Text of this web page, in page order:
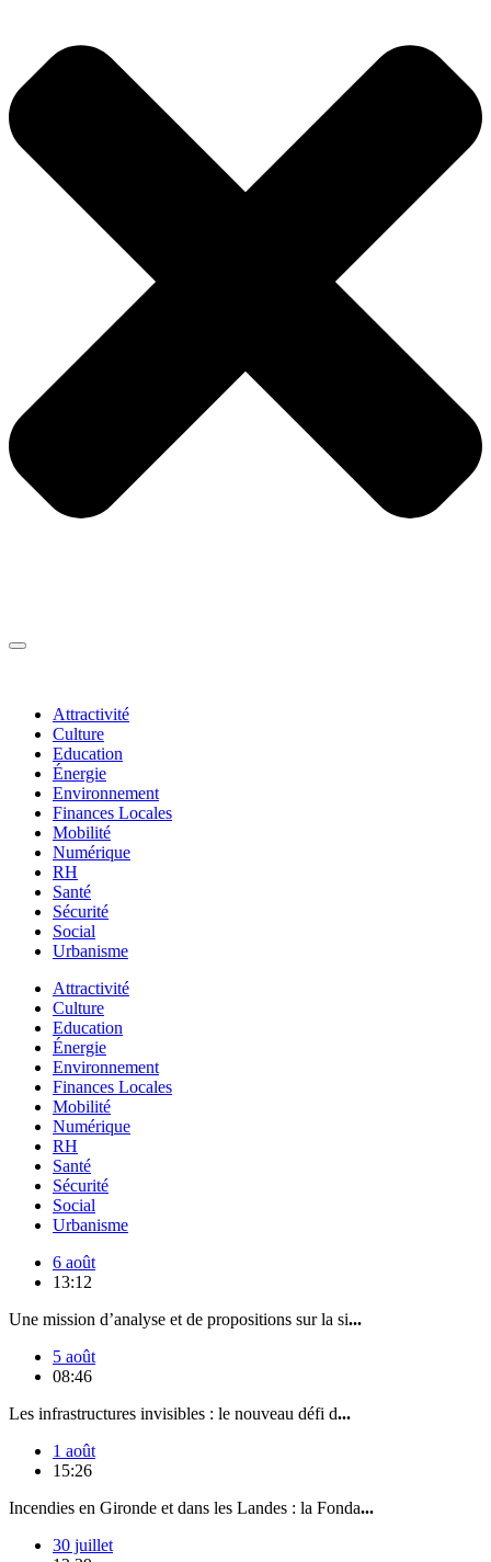
Attractivité
Culture
Education
Énergie
Environnement
Finances Locales
Mobilité
Numérique
RH
Santé
Sécurité
Social
Urbanisme
Attractivité
Culture
Education
Énergie
Environnement
Finances Locales
Mobilité
Numérique
RH
Santé
Sécurité
Social
Urbanisme
6 août
13:12
Une mission d’analyse et de propositions sur la si...
5 août
08:46
Les infrastructures invisibles : le nouveau défi d...
1 août
15:26
Incendies en Gironde et dans les Landes : la Fonda...
30 juillet